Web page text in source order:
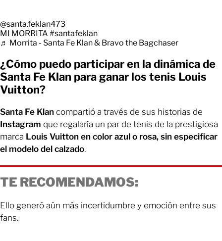
@santa.feklan473
MI MORRITA #santafeklan
♬ Morrita - Santa Fe Klan & Bravo the Bagchaser
¿Cómo puedo participar en la dinámica de
Santa Fe Klan para ganar los tenis Louis
Vuitton?
Santa Fe Klan compartió a través de sus historias de
Instagram que regalaría un par de tenis de la prestigiosa
marca Louis Vuitton en color azul o rosa, sin especificar
el modelo del calzado.
TE RECOMENDAMOS:
Ello generó aún más incertidumbre y emoción entre sus
fans.